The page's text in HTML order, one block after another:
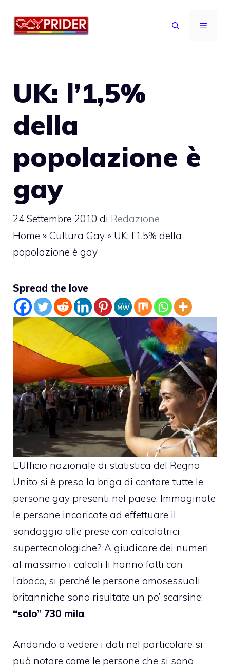
MENU
UK: l’1,5%
della
popolazione è
gay
24 Settembre 2010 di Redazione
Home » Cultura Gay » UK: l’1,5% della
popolazione è gay
Spread the love
L’Ufficio nazionale di statistica del Regno
Unito si è preso la briga di contare tutte le
persone gay presenti nel paese. Immaginate
le persone incaricate ad effettuare il
sondaggio alle prese con calcolatrici
supertecnologiche? A giudicare dei numeri
al massimo i calcoli li hanno fatti con
l’abaco, si perché le persone omosessuali
britanniche sono risultate un po’ scarsine:
“solo” 730 mila.
Andando a vedere i dati nel particolare si
può notare come le persone che si sono